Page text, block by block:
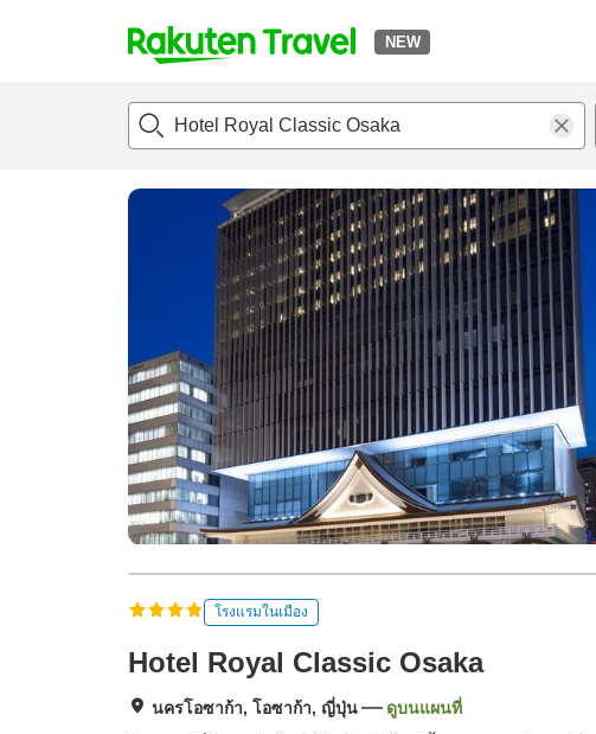
NEW
t
p
a
r
c
h
แนะนำที่พักห้องพักและแพลนพักรีวิวไฮไลต์ สิ่่งอำนวยความสะดวก
โรงแรมในเมือง
Hotel Royal Classic Osaka
นครโอซาก้า, โอซาก้า, ญี่ปุ่น ดูบนแผนที่